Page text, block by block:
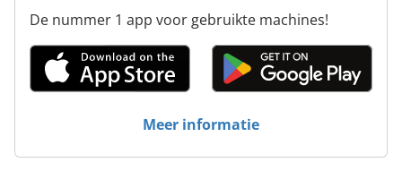
Precisie Boor
Tripet Mar 200
De nummer 1 app voor gebruikte machines!
Meer informatie